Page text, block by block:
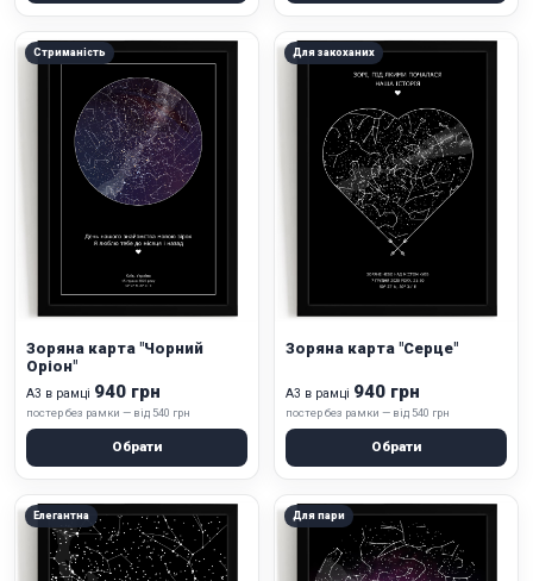
Стриманість
Зоряна карта "Чорний
Оріон"
А3 в рамці 940 грн
постер без рамки — від 540 грн
Обрати
Для закоханих
Зоряна карта "Серце"
А3 в рамці 940 грн
постер без рамки — від 540 грн
Обрати
Елегантна Для пари